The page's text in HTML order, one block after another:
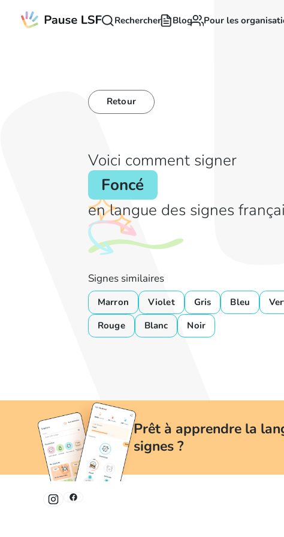
Rechercher Blog Pour les
Retour
Voici comment signer
Foncé
en langue des signes
Signes similaires
Marron Violet Gris Bleu
Rouge
Blanc Noir
Prêt à apprendre la
signes ?
La manière simple & amusante d'apprendre la LSF